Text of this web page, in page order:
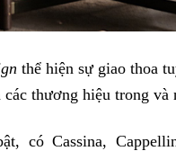
thể hiện sự giao thoa
thương hiệu trong và
có Cassina,